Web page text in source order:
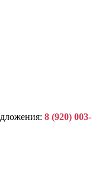
8 (920) 003-